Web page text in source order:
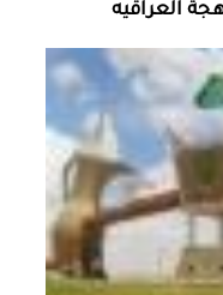
العراقيه